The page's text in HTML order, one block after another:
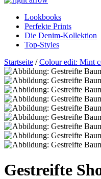
Lookbooks
Perfekte Prints
Die Denim-Kollektion
Top-Styles
Startseite /Colour edit: Mint
Gestreifte